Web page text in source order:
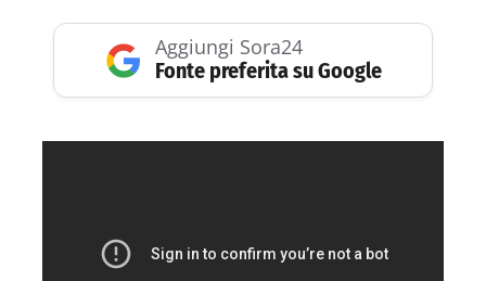
Aggiungi Sora24
Fonte preferita su Google